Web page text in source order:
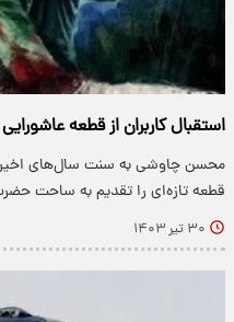
استقبال کاربران از قطعه
محسن چاوشی به سنت سال‌های اخیر،
قطعه تازه‌ای را تقدیم به ساحت
۳۰ تیر ۱۴۰۳